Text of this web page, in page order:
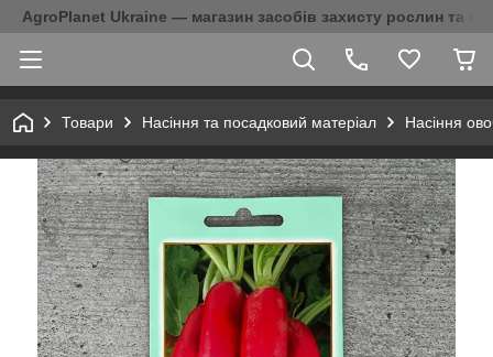
AgroPlanet Ukraine — магазин засобів захисту рослин та
Товари Насіння та посадковий матеріал Насіння